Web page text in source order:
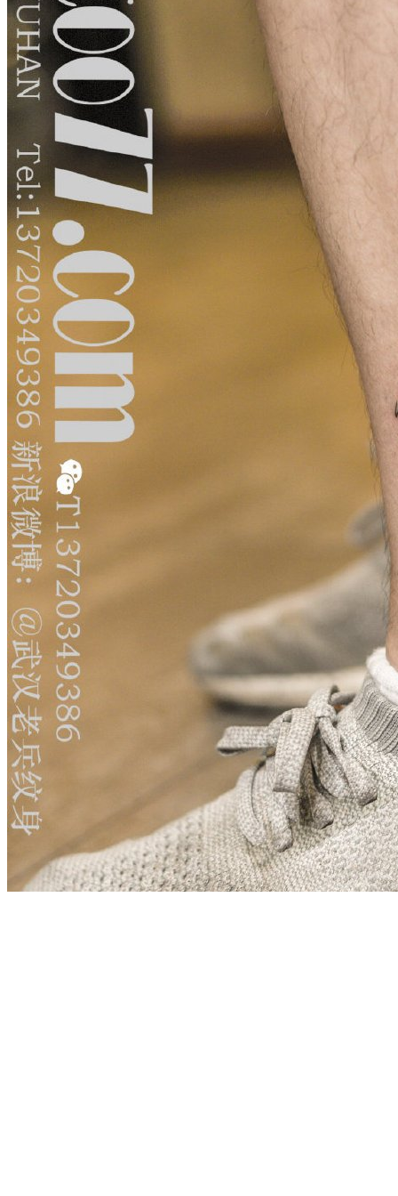
武汉老兵纹身微信
： 服务号：laobingwenshen 订阅号：laobing66666 打造国
文资讯！精美纹身图案及手稿 纹身作品 一站搞定！回复相
问千万素材的微官网，中国最强最全纹身图案尽在其中！